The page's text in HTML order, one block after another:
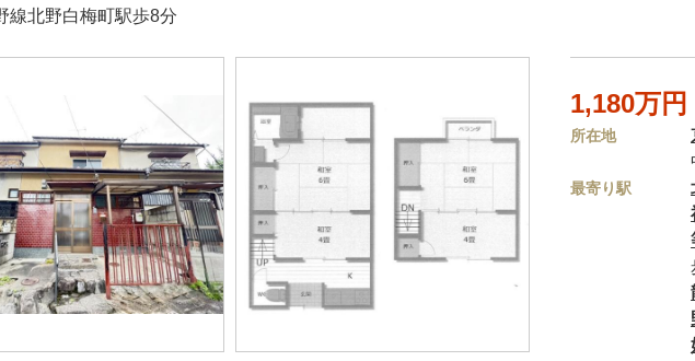
線北野白梅町駅歩8分
1,180万円
所在地
最寄り駅